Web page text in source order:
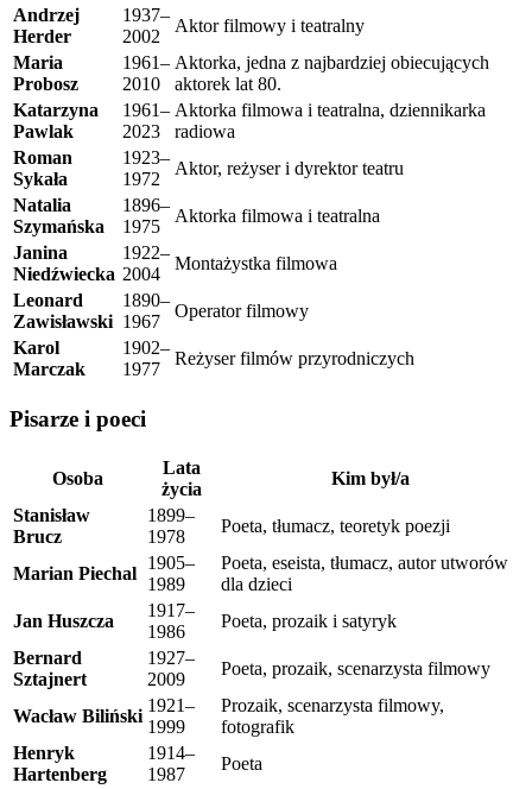
Andrzej
Herder
1937–
2002
Aktor filmowy i teatralny
Maria
Probosz
1961–
2010
Aktorka, jedna z najbardziej obiecujących
aktorek lat 80.
Katarzyna
Pawlak
1961–
2023
Aktorka filmowa i teatralna, dziennikarka
radiowa
Roman
Sykała
1923–
1972
Aktor, reżyser i dyrektor teatru
Natalia
Szymańska
1896–
1975
Aktorka filmowa i teatralna
Janina
Niedźwiecka
1922–
2004
Montażystka filmowa
Leonard
Zawisławski
1890–
1967
Operator filmowy
Karol
Marczak
1902–
1977
Reżyser filmów przyrodniczych
Pisarze i poeci
Osoba
Lata
życia
Kim był/a
Stanisław
Brucz
1899–
1978
Poeta, tłumacz, teoretyk poezji
Marian Piechal
1905–
1989
Poeta, eseista, tłumacz, autor utworów
dla dzieci
Jan Huszcza
1917–
1986
Poeta, prozaik i satyryk
Bernard
Sztajnert
1927–
2009
Poeta, prozaik, scenarzysta filmowy
Wacław Biliński
1921–
1999
Prozaik, scenarzysta filmowy,
fotografik
Henryk
Hartenberg
1914–
1987
Poeta